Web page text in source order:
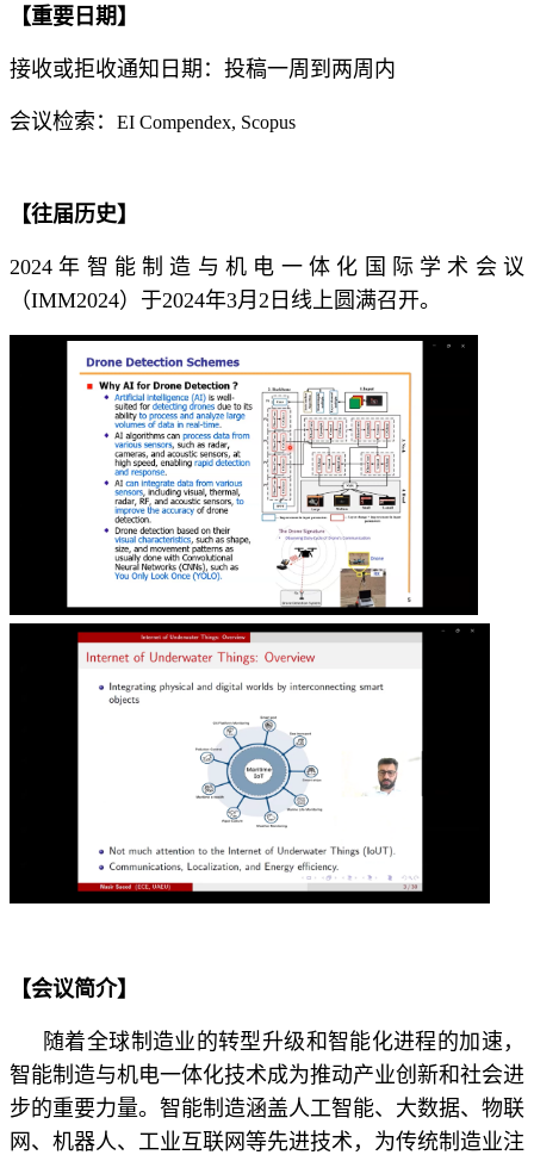
【重要日期 】
接收或拒收通知日期：投稿一周到两周内
会议检索： EI Compendex, Scopus
【往届历史】
2024年智能制造与机电一体化国际学术会议
（IMM2024）于2024年3月2日线上圆满召开。
【会议简介】
随着全球制造业的转型升级和智能化进程的加速，
智能制造与机电一体化技术成为推动产业创新和社会进
步的重要力量。智能制造涵盖人工智能、大数据、物联
网、机器人、工业互联网等先进技术，为传统制造业注